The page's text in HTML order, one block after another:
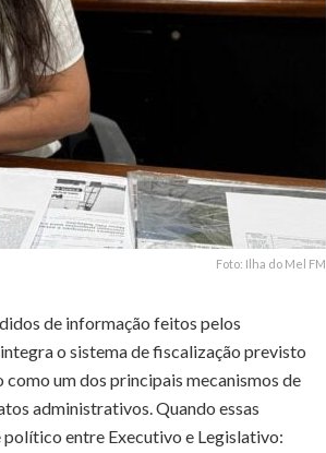
Foto: Ilha do Mel FM
de informação feitos pelos
o sistema de fiscalização previsto
um dos principais mecanismos de
administrativos. Quando essas
entre Executivo e Legislativo: